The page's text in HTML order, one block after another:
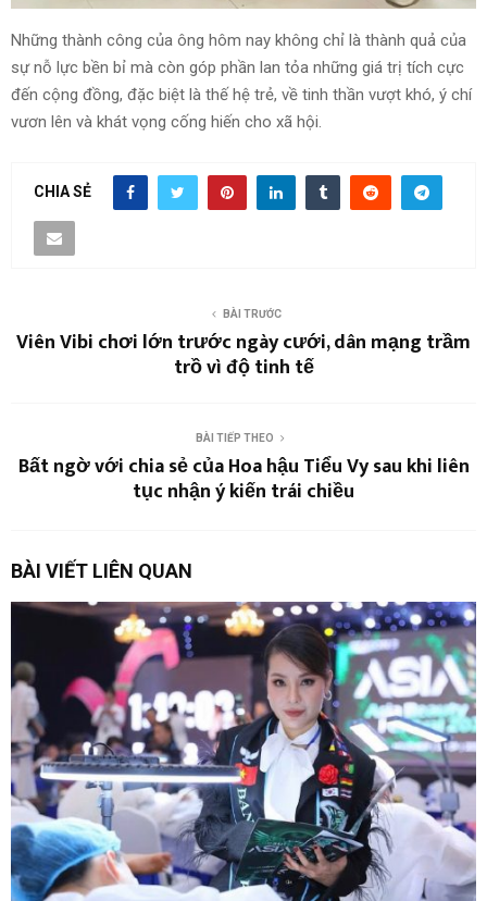
Những thành công của ông hôm nay không chỉ là thành quả của
sự nỗ lực bền bỉ mà còn góp phần lan tỏa những giá trị tích cực
đến cộng đồng, đặc biệt là thế hệ trẻ, về tinh thần vượt khó, ý chí
vươn lên và khát vọng cống hiến cho xã hội.
CHIA SẺ
BÀI TRƯỚC
Viên Vibi chơi lớn trước ngày cưới, dân mạng trầm
trồ vì độ tinh tế
BÀI TIẾP THEO
Bất ngờ với chia sẻ của Hoa hậu Tiểu Vy sau khi liên
tục nhận ý kiến trái chiều
BÀI VIẾT LIÊN QUAN